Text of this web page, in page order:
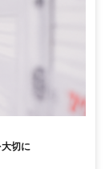
切に